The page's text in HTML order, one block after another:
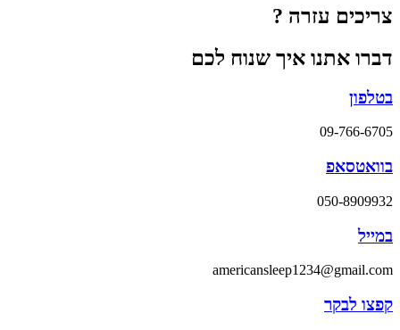
צריכים עזרה ?
דברו אתנו איך שנוח לכם
בטלפון
09-766-6705
בוואטסאפ
050-8909932
במייל
americansleep1234@gmail.com
קפצו לבקר